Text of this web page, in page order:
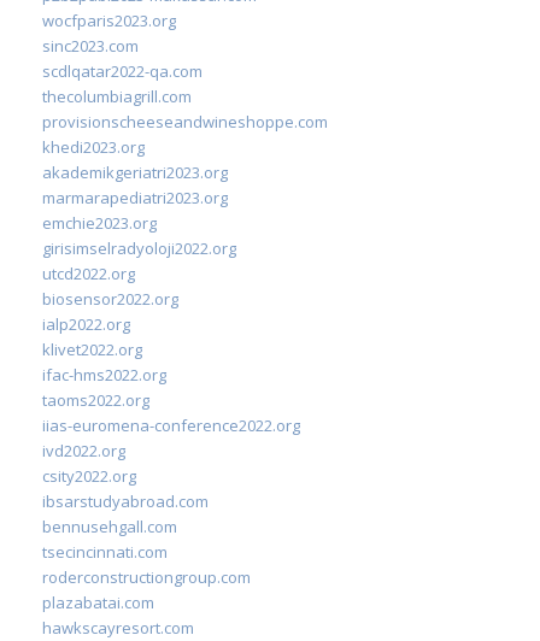
wocfparis2023.org
sinc2023.com
scdlqatar2022-qa.com
thecolumbiagrill.com
provisionscheeseandwineshoppe.com
khedi2023.org
akademikgeriatri2023.org
marmarapediatri2023.org
emchie2023.org
girisimselradyoloji2022.org
utcd2022.org
biosensor2022.org
ialp2022.org
klivet2022.org
ifac-hms2022.org
taoms2022.org
iias-euromena-conference2022.org
ivd2022.org
csity2022.org
ibsarstudyabroad.com
bennusehgall.com
tsecincinnati.com
roderconstructiongroup.com
plazabatai.com
hawkscayresort.com